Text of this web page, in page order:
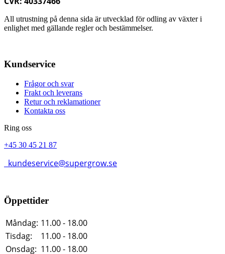
All utrustning på denna sida är utvecklad för odling av växter i
enlighet med gällande regler och bestämmelser.
Kundservice
Frågor och svar
Frakt och leverans
Retur och reklamationer
Kontakta oss
Ring oss
+45 30 45 21 87
kundeservice@supergrow.se
Öppettider
Måndag: 11.00 - 18.00
Tisdag:
11.00 - 18.00
Onsdag: 11.00 - 18.00